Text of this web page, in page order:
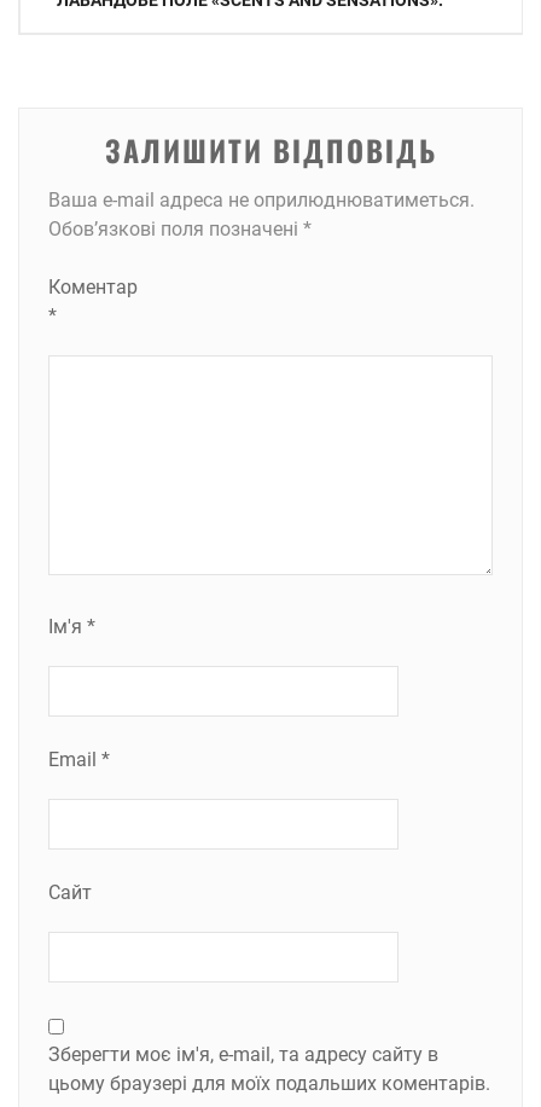
ЗАЛИШИТИ ВІДПОВІДЬ
Ваша e-mail адреса не оприлюднюватиметься.
Обов’язкові поля позначені *
Коментар
*
Ім'я *
Email *
Сайт
Зберегти моє ім'я, e-mail, та адресу сайту в
цьому браузері для моїх подальших коментарів.